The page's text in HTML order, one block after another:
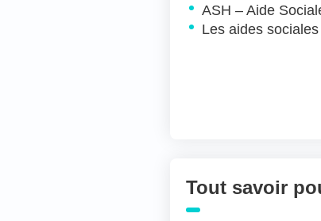
ASH – Aide
Les aides
Tout savoir